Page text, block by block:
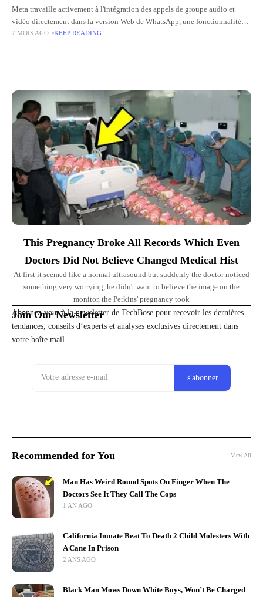
Meta travaille activement à l'intégration des appels de groupe audio et
vidéo directement dans la version Web de WhatsApp, une fonctionnalité
actuellement répertoriée comme en cours de développement. Cette
7 MOIS AGO KEEP READING
Top Picks for You
This Pregnancy Broke All Records Which Even
Doctors Did Not Believe Changed Medical Hist
At first it seemed like a normal ultrasound but suddenly the doctor noticed
something very worrying, he didn't want to believe the image on the
monitor, the Perkins' pregnancy took
Join Our Newsletter
Abonnez-vous à la newsletter de TechBose pour recevoir les dernières
tendances, conseils d’experts et analyses exclusives directement dans
votre boîte mail.
Recommended for You View All
Man Has Weird Round Spots On Finger When The
Doctors See It They Call The Cops
1 AN AGO
California Inmate Beat To Death 2 Child Molesters With
A Cane In Prison
2 ANS AGO
Black Man Mows Down White Boys, Won’t Be Charged